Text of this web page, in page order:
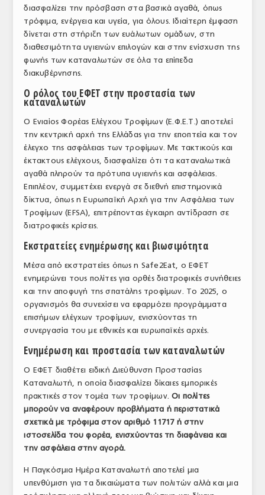
διασφαλίζει την πρόσβαση στα βασικά αγαθά, όπως
τρόφιμα, ενέργεια και υγεία, για όλους. Ιδιαίτερη έμφαση
δίνεται στη στήριξη των ευάλωτων ομάδων, στη
διαθεσιμότητα υγιεινών επιλογών και στην ενίσχυση της
φωνής των καταναλωτών σε όλα τα επίπεδα
διακυβέρνησης.
Ο ρόλος του ΕΦΕΤ στην προστασία των
καταναλωτών
Ο Ενιαίος Φορέας Ελέγχου Τροφίμων (Ε.Φ.Ε.Τ.) αποτελεί
την κεντρική αρχή της Ελλάδας για την εποπτεία και τον
έλεγχο της ασφάλειας των τροφίμων. Με τακτικούς και
έκτακτους ελέγχους, διασφαλίζει ότι τα καταναλωτικά
αγαθά πληρούν τα πρότυπα υγιεινής και ασφάλειας.
Επιπλέον, συμμετέχει ενεργά σε διεθνή επιστημονικά
δίκτυα, όπως η Ευρωπαϊκή Αρχή για την Ασφάλεια των
Τροφίμων (EFSA), επιτρέποντας έγκαιρη αντίδραση σε
διατροφικές κρίσεις.
Εκστρατείες ενημέρωσης και βιωσιμότητα
Μέσα από εκστρατείες όπως η Safe2Eat, ο ΕΦΕΤ
ενημερώνει τους πολίτες για ορθές διατροφικές συνήθειες
και την αποφυγή της σπατάλης τροφίμων. Το 2025, ο
οργανισμός θα συνεχίσει να εφαρμόζει προγράμματα
επισήμων ελέγχων τροφίμων, ενισχύοντας τη
συνεργασία του με εθνικές και ευρωπαϊκές αρχές.
Ενημέρωση και προστασία των καταναλωτών
Ο ΕΦΕΤ διαθέτει ειδική Διεύθυνση Προστασίας
Καταναλωτή, η οποία διασφαλίζει δίκαιες εμπορικές
πρακτικές στον τομέα των τροφίμων.Οι πολίτες
μπορούν να αναφέρουν προβλήματα ή περιστατικά
σχετικά με τρόφιμα στον αριθμό 11717 ή στην
ιστοσελίδα του φορέα, ενισχύοντας τη διαφάνεια και
την ασφάλεια στην αγορά.
Η Παγκόσμια Ημέρα Καταναλωτή αποτελεί μια
υπενθύμιση για τα δικαιώματα των πολιτών αλλά και μια